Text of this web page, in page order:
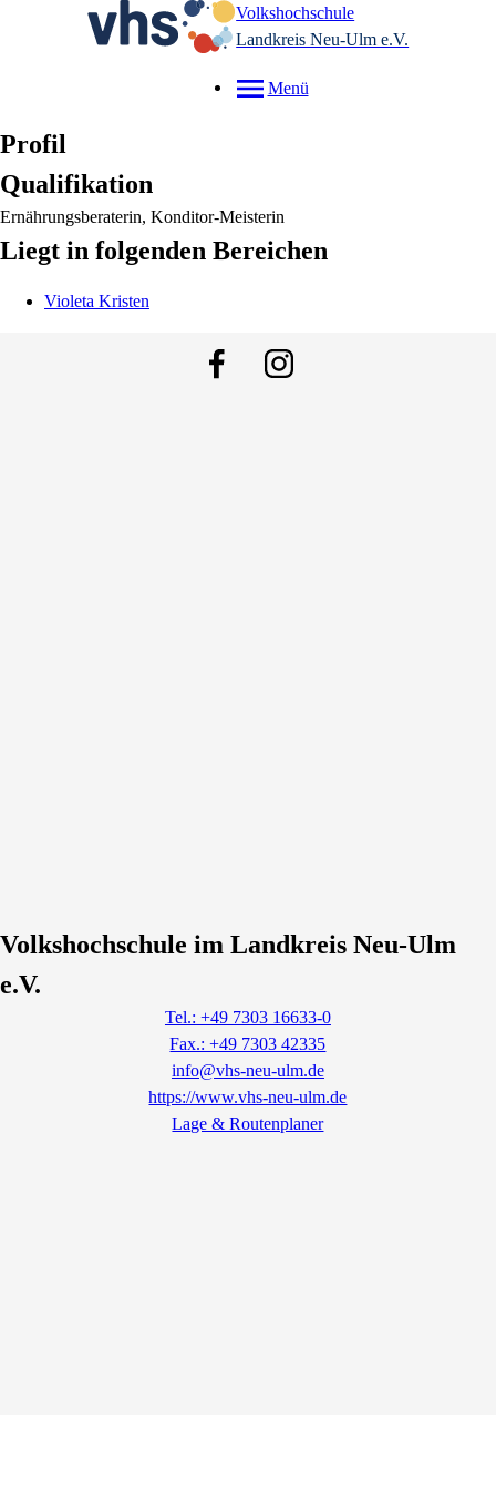
Volkshochschule
Landkreis Neu-Ulm e.V.
Menü
Profil
Qualifikation
Ernährungsberaterin, Konditor-Meisterin
Liegt in folgenden Bereichen
Violeta Kristen
Volkshochschule im Landkreis Neu-Ulm
e.V.
Tel.: +49 7303 16633-0
Fax.: +49 7303 42335
info@vhs-neu-ulm.de
https://www.vhs-neu-ulm.de
Lage & Routenplaner